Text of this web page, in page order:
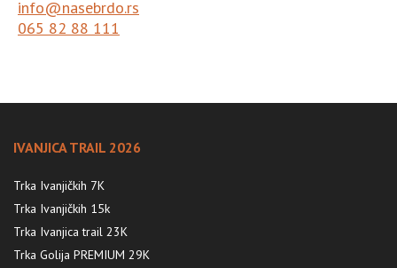
info@nasebrdo.rs
065 82 88 111
IVANJICA TRAIL 2026
Trka Ivanjičkih 7K
Trka Ivanjičkih 15k
Trka Ivanjica trail 23K
Trka Golija PREMIUM 29K